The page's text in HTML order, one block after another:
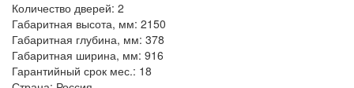
Количество дверей: 2
Габаритная высота, мм: 2150
Габаритная глубина, мм: 378
Габаритная ширина, мм: 916
Гарантийный срок мес.: 18